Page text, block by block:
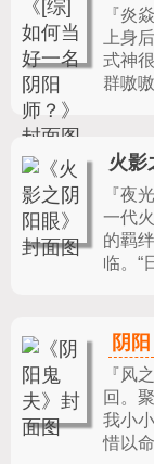
『炎
上身
式神
群嗷
火影
『夜
一代
的羁
临。“
阴阳
『风
回。
我小
惜以